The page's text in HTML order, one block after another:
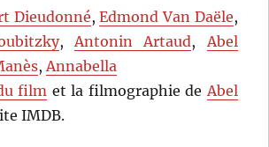
Dieudonné,Edmond Van Daële,
,Antonin Artaud,Abel
,Annabella
film et la filmographie deAbel
IMDB.